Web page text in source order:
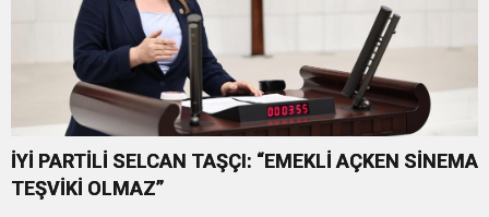
İYİ PARTİLİ SELCAN TAŞÇI: “EMEKLİ AÇKEN SİNEMA
TEŞVİKİ OLMAZ”